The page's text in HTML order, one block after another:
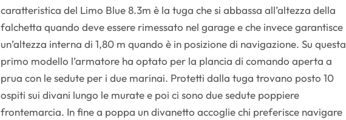
caratteristica del Limo Blue 8.3m è la tuga che si abbassa all’altezza della
falchetta quando deve essere rimessato nel garage e che invece garantisce
un’altezza interna di 1,80 m quando è in posizione di navigazione. Su questa
primo modello l’armatore ha optato per la plancia di comando aperta a
prua con le sedute per i due marinai. Protetti dalla tuga trovano posto 10
ospiti sui divani lungo le murate e poi ci sono due sedute poppiere
frontemarcia. In fine a poppa un divanetto accoglie chi preferisce navigare